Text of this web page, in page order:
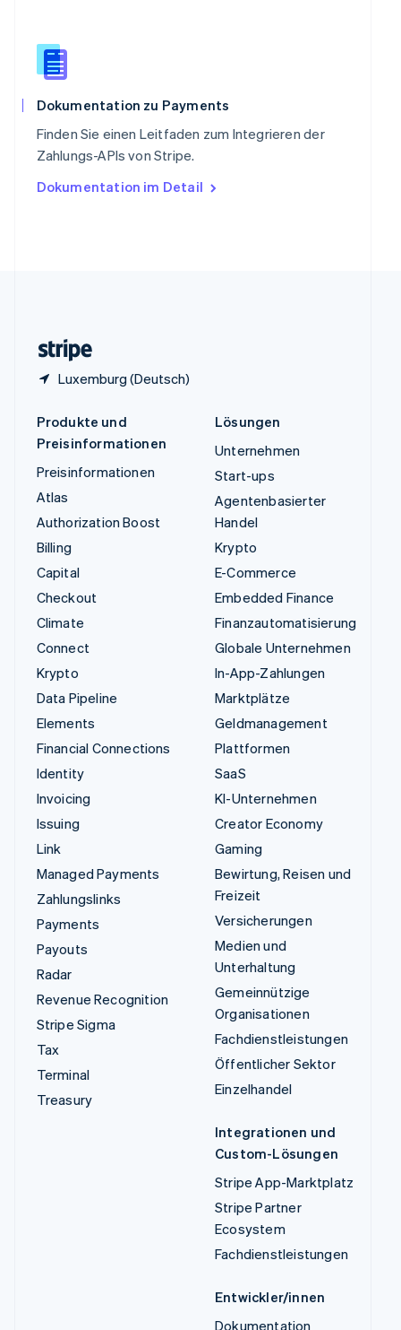
Dokumentation zu Payments
Finden Sie einen Leitfaden zum Integrieren der
Zahlungs-APIs von Stripe.
Dokumentation im Detail
Luxemburg (Deutsch)
English
Spanien
Español
Thailand
Tschechische Republik
English
English
Produkte und
Preisinformationen
Preisinformationen
Atlas
Authorization Boost
Billing
Capital
Checkout
Climate
Connect
Krypto
Data Pipeline
Elements
Financial Connections
Identity
Invoicing
Issuing
Link
Managed Payments
Zahlungslinks
Payments
Payouts
Radar
Revenue Recognition
Stripe Sigma
Tax
Terminal
Treasury
Lösungen
Unternehmen
Start-ups
Agentenbasierter
Handel
Krypto
E-Commerce
Embedded Finance
Finanzautomatisierung
Globale Unternehmen
In-App-Zahlungen
Marktplätze
Geldmanagement
Plattformen
SaaS
KI-Unternehmen
Creator Economy
Gaming
Bewirtung, Reisen und
Freizeit
Versicherungen
Medien und
Unterhaltung
Gemeinnützige
Organisationen
Fachdienstleistungen
Öffentlicher Sektor
Einzelhandel
Integrationen und
Custom-Lösungen
Stripe App-Marktplatz
Stripe Partner
Ecosystem
Fachdienstleistungen
Entwickler/innen
Dokumentation